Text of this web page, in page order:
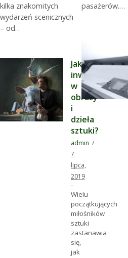
kilka znakomitych
wydarzeń scenicznych
– od…
Jak
inwestować
w
obrazy
i
dzieła
sztuki?
admin
7
lipca,
2019
Wielu
początkujących
miłośników
sztuki
zastanawia
się,
jak
pasażerów.…